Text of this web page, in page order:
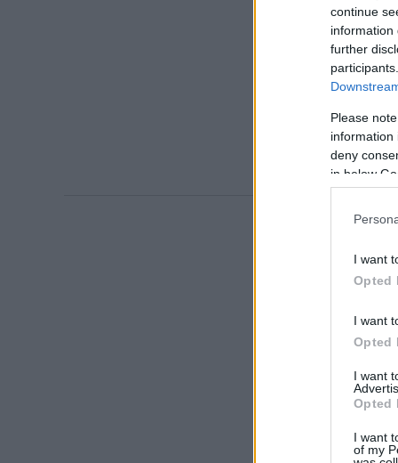
continue
information
further
Please
information
deny
in below
I want
Opted
I want
Opted
I want
Opted
I want
of my